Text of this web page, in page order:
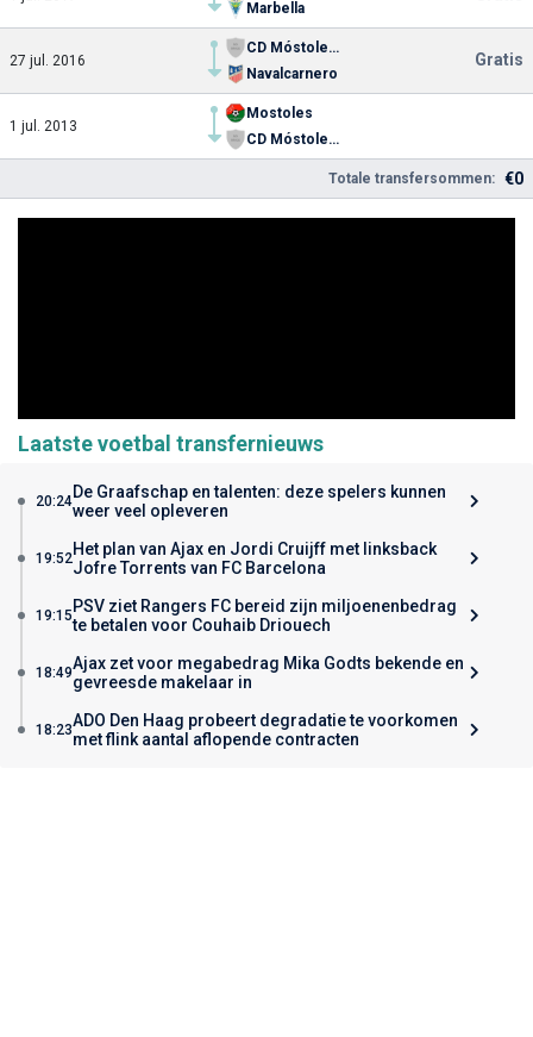
Marbella
27 jul. 2016
CD Móstoles URJC
Navalcarnero
Gratis
1 jul. 2013
Mostoles
CD Móstoles URJC
Totale transfersommen: €0
Laatste voetbal transfernieuws
20:24De Graafschap en talenten: deze spelers kunnen
weer veel opleveren
19:52Het plan van Ajax en Jordi Cruijff met linksback
Jofre Torrents van FC Barcelona
19:15 PSV ziet Rangers FC bereid zijn miljoenenbedrag
te betalen voor Couhaib Driouech
18:49Ajax zet voor megabedrag Mika Godts bekende en
gevreesde makelaar in
18:23ADO Den Haag probeert degradatie te voorkomen
met flink aantal aflopende contracten